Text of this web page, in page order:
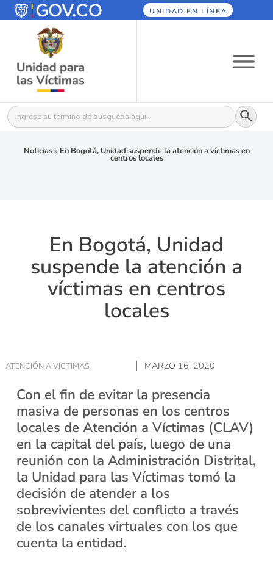
UNIDAD EN LÍNEA
Buscar: Botón
Noticias» En Bogotá, Unidad suspende la atención a víctimas en
centros locales
En Bogotá, Unidad
suspende la atención a
víctimas en centros
locales
ATENCIÓN A VÍCTIMAS MARZO 16, 2020
Con el fin de evitar la presencia
masiva de personas en los centros
locales de Atención a Víctimas (CLAV)
en la capital del país, luego de una
reunión con la Administración Distrital,
la Unidad para las Víctimas tomó la
decisión de atender a los
sobrevivientes del conflicto a través
de los canales virtuales con los que
cuenta la entidad.